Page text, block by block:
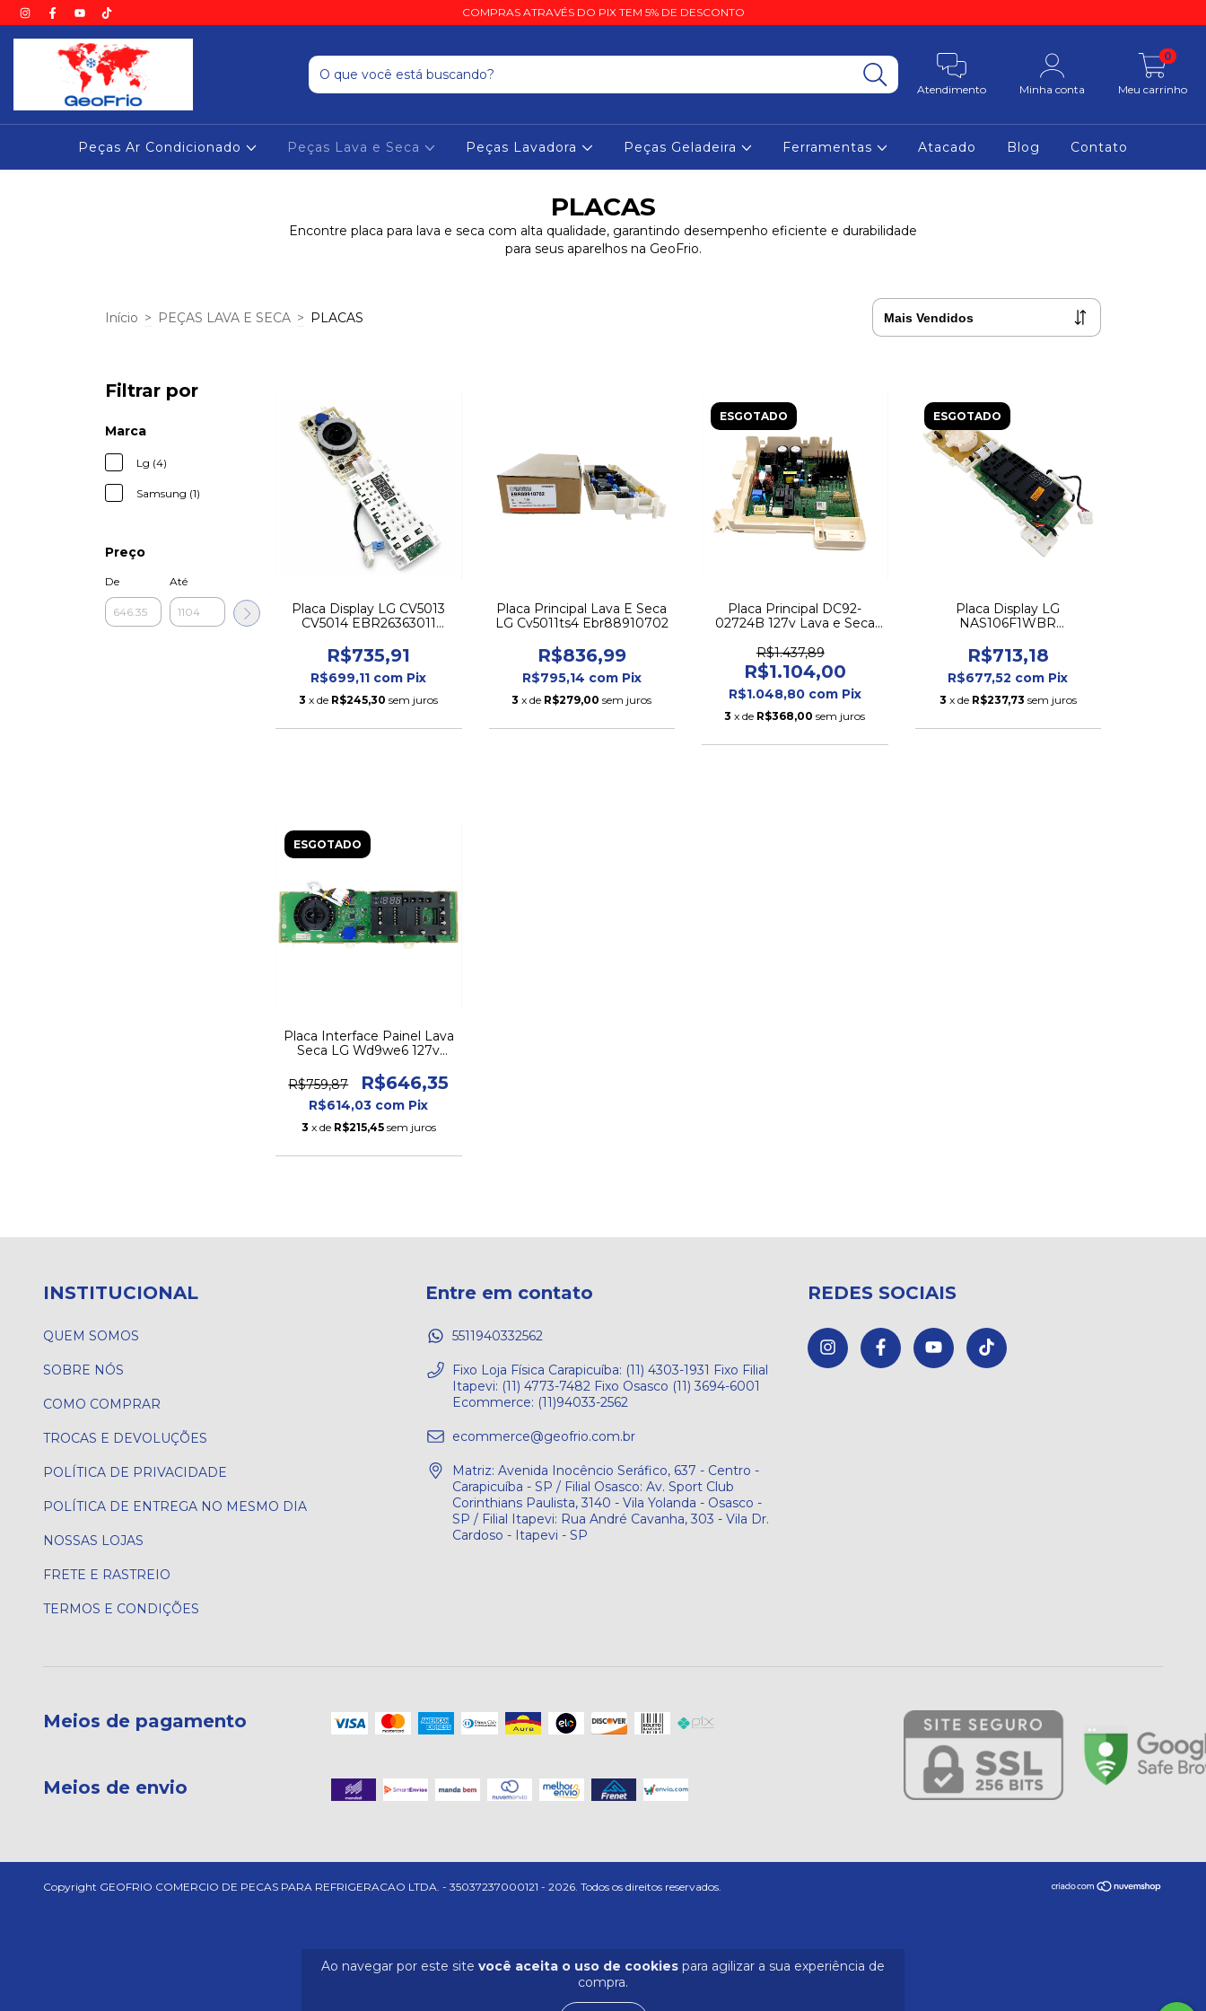
COMPRAS ATRAVÉS DO PIX TEM 5% DE DESCONTO
Atendimento Minha conta Meu carrinho
0
Peças Ar Condicionado Peças Lava e Seca Peças Lavadora Peças Geladeira Ferramentas Atacado Blog Contato
Ao navegar por este site você aceita o uso de cookies para agilizar a sua experiência de
compra.
PLACAS
Encontre placa para lava e seca com alta qualidade, garantindo desempenho eficiente e durabilidade
para seus aparelhos na GeoFrio.
Início > PEÇAS LAVA E SECA > PLACAS
Filtrar por
Marca
Lg (4)
Samsung (1)
Preço
De Até
Placa Display LG CV5013
CV5014 EBR26363011
R$735,91
R$699,11 com Pix
3 x de R$245,30 sem juros
Placa Principal Lava E Seca
LG Cv5011ts4 Ebr88910702
R$836,99
R$795,14 com Pix
3 x de R$279,00 sem juros
ESGOTADO
Placa Principal DC92-
02724B 127v Lava e Seca
WD13T704DBX
R$1.437,89
R$1.104,00
R$1.048,80 com Pix
3 x de R$368,00 sem juros
ESGOTADO
Placa Display LG
NAS106F1WBR
Nova
R$713,18
R$677,52 com Pix
3 x de R$237,73 sem juros
ESGOTADO
Placa Interface Painel Lava
Seca LG Wd9we6 127v
R$759,87
R$646,35
R$614,03 com Pix
3 x de R$215,45 sem juros
INSTITUCIONAL
QUEM SOMOS
SOBRE NÓS
COMO COMPRAR
TROCAS E DEVOLUÇÕES
POLÍTICA DE PRIVACIDADE
POLÍTICA DE ENTREGA NO MESMO DIA
NOSSAS LOJAS
FRETE E RASTREIO
TERMOS E CONDIÇÕES
Entre em contato
5511940332562
Fixo Loja Física Carapicuíba: (11) 4303-1931 Fixo Filial
Itapevi: (11) 4773-7482 Fixo Osasco (11) 3694-6001
Ecommerce: (11)94033-2562
ecommerce@geofrio.com.br
Matriz: Avenida Inocêncio Seráfico, 637 - Centro -
Carapicuíba - SP / Filial Osasco: Av. Sport Club
Corinthians Paulista, 3140 - Vila Yolanda - Osasco -
SP / Filial Itapevi: Rua André Cavanha, 303 - Vila Dr.
Cardoso - Itapevi - SP
REDES SOCIAIS
Meios de pagamento
Meios de envio
Copyright GEOFRIO COMERCIO DE PECAS PARA REFRIGERACAO LTDA. - 35037237000121 - 2026. Todos os direitos reservados.